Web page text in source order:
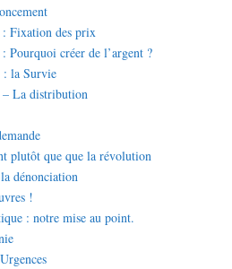
Fixation des prix
Pourquoi créer de l’argent ?
: la Survie
– La distribution
plutôt que que la révolution
dénonciation
!
: notre mise au point.